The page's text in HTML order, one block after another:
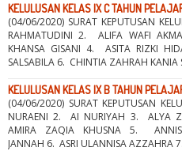
KELULUSAN KELAS IX C TAHUN
(04/06/2020) SURAT KEPUTUSAN
RAHMATUDINI 2. ALIFA WAFI
KHANSA GISANI 4. ASITA RIZKI
SALSABILA 6. CHINTIA ZAHRAH KANIA
KELULUSAN KELAS IX B TAHUN
(04/06/2020) SURAT KEPUTUSAN
NURAENI 2. AI NURIYAH 3. ALYA
AMIRA ZAQIA KHUSNA 5.
JANNAH 6. ASRI ULANNISA AZZAHRA